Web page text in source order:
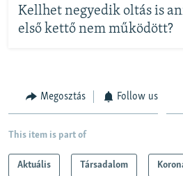
Kellhet negyedik oltás is
első kettő nem működött?
Megosztás Follow us
This item is part of
Aktuális Társadalom